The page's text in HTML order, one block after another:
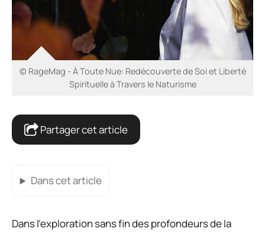
© RageMag - À Toute Nue: Redécouverte de Soi et Liberté
Spirituelle à Travers le Naturisme
Partager cet article
Dans cet article
Dans l’exploration sans fin des profondeurs de la